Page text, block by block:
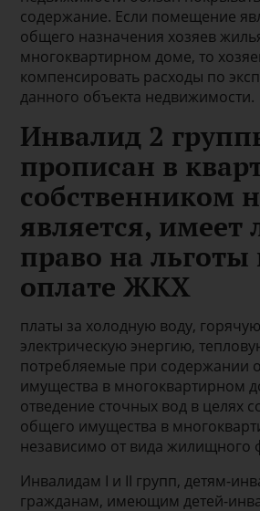
содержание. Если помещение
общего назначения хозяев
многоквартирном доме, то
компенсировать расходы по
данного объекта недвижимости.
Инвалид 2
прописан в
собственником
является, имеет
право на льготы
оплате ЖКХ
платы за холодную воду,
электрическую энергию,
потребляемые при содержании
имущества в многоквартирном
отведение сточных вод в целях
общего имущества в
независимо от вида жилищного
Инвалидам I и II групп, детям-
гражданам, имеющим детей-